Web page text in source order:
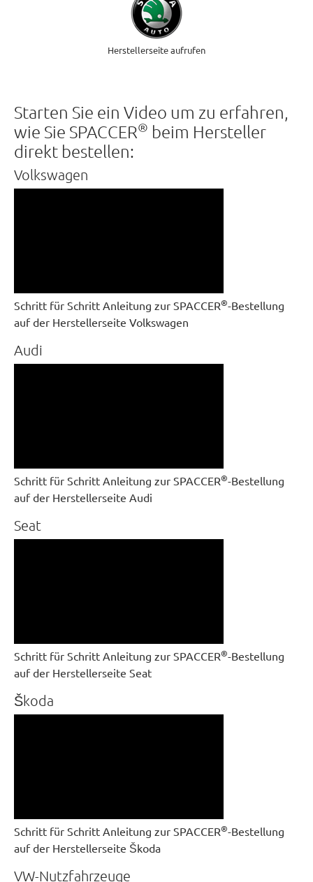
Herstellerseite aufrufen
Starten Sie ein Video um zu erfahren,
wie Sie SPACCER® beim Hersteller
direkt bestellen:
Volkswagen
Schritt für Schritt Anleitung zur SPACCER®-Bestellung
auf der Herstellerseite Volkswagen
Audi
Schritt für Schritt Anleitung zur SPACCER®-Bestellung
auf der Herstellerseite Audi
Seat
Schritt für Schritt Anleitung zur SPACCER®-Bestellung
auf der Herstellerseite Seat
Škoda
Schritt für Schritt Anleitung zur SPACCER®-Bestellung
auf der Herstellerseite Škoda
VW-Nutzfahrzeuge